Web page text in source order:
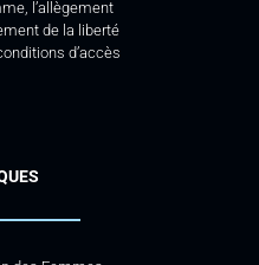
l’allègement
de la liberté
d’accès